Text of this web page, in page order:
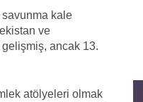
kale
ve
gelişmiş, ancak 13.
atölyeleri olmak